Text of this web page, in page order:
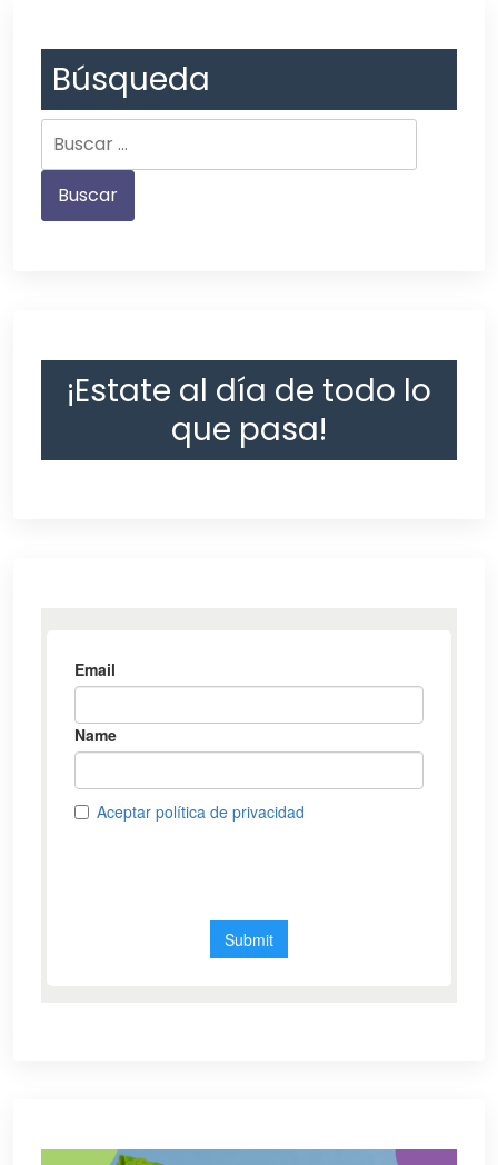
Búsqueda
¡Estate al día de todo lo
que pasa!